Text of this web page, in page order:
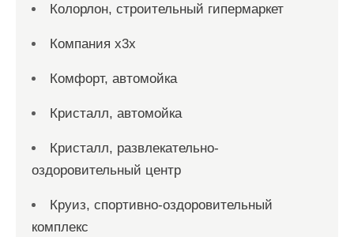
Колорлон, строительный гипермаркет
Компания x3x
Комфорт, автомойка
Кристалл, автомойка
Кристалл, развлекательно-
оздоровительный центр
Круиз, спортивно-оздоровительный
комплекс